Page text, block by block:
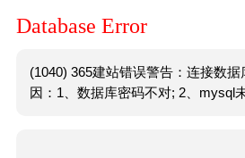
Database Error
(1040) 365建站错误警告：连接数
因：1、数据库密码不对; 2、mysql